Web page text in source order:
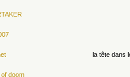
la tête dans
doom